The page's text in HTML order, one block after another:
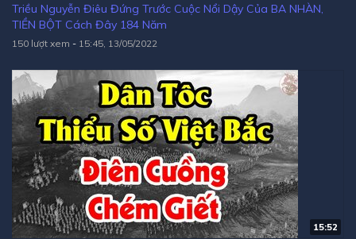
Triều Nguyễn Điêu Đứng Trước Cuộc Nổi Dậy Của BA NHÀN,
TIỀN BỘT Cách Đây 184 Năm
150 lượt xem - 15:45, 13/05/2022
15:52